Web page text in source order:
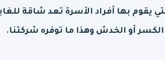
يقوم بها أفراد الأسرة تعد شاقة
أو الخدش وهذا ما توفره شركتنا.